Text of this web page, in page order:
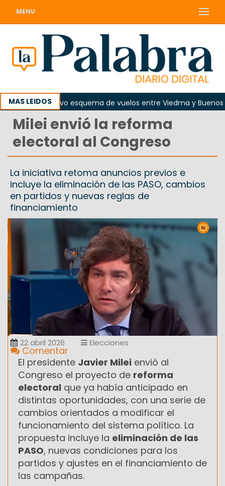
MENU
MAS LEIDOS
regirá nuevo esquema de vuelos entre Viedma y Buenos Aires
Milei envió la reforma
electoral al Congreso
La iniciativa retoma anuncios previos e
incluye la eliminación de las PASO, cambios
en partidos y nuevas reglas de
financiamiento
22 abril 2026 Elecciones
Comentar
El presidente Javier Milei envió al
Congreso el proyecto de reforma
electoral que ya había anticipado en
distintas oportunidades, con una serie de
cambios orientados a modificar el
funcionamiento del sistema político. La
propuesta incluye la eliminación de las
PASO, nuevas condiciones para los
partidos y ajustes en el financiamiento de
las campañas.